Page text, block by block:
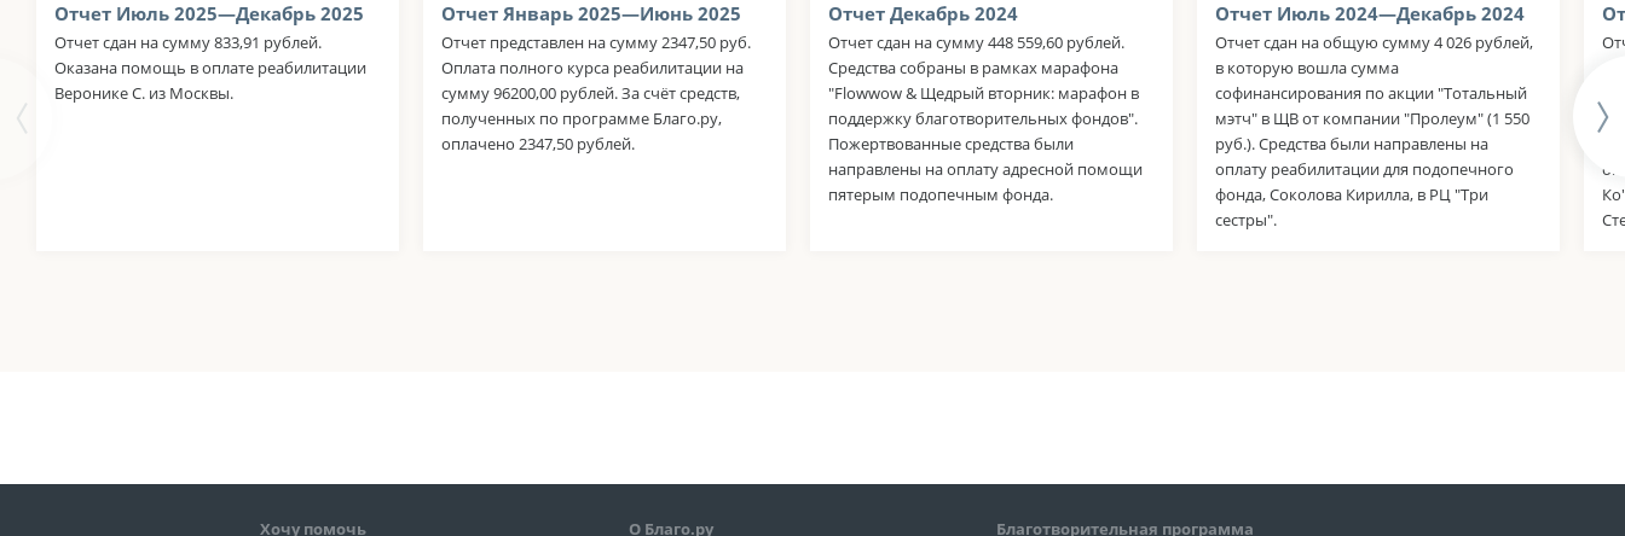
Отчет Июль 2025—Декабрь 2025
Отчет сдан на сумму 833,91 рублей.
Оказана помощь в оплате реабилитации
Веронике С. из Москвы.
Отчет Январь 2025—Июнь 2025
Отчет представлен на сумму 2347,50 руб.
Оплата полного курса реабилитации на
сумму 96200,00 рублей. За счёт средств,
полученных по программе Благо.ру,
оплачено 2347,50 рублей.
Отчет Декабрь 2024
Отчет сдан на сумму 448 559,60 рублей.
Средства собраны в рамках марафона
"Flowwow & Щедрый вторник: марафон в
поддержку благотворительных фондов".
Пожертвованные средства были
направлены на оплату адресной помощи
пятерым подопечным фонда.
Отчет Июль 2024—Декабрь 2024
Отчет сдан на общую сумму 4 026 рублей,
в которую вошла сумма
софинансирования по акции "Тотальный
мэтч" в ЩВ от компании "Пролеум" (1 550
руб.). Средства были направлены на
оплату реабилитации для подопечного
фонда, Соколова Кирилла, в РЦ "Три
сестры".
ко
Хочу помочь О Благо.ру Благотворительная программа